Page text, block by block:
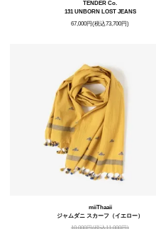
TENDER Co.
131 UNBORN LOST JEANS
67,000円(税込73,700円)
miiThaaii
ジャムダニ スカーフ（イエロー）
10,000円(税込11,000円)